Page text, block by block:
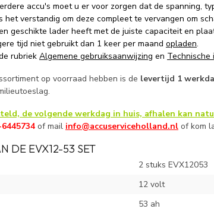
accu's moet u er voor zorgen dat de spanning,
het verstandig om deze compleet te vervangen om
geschikte lader heeft met de juiste capaciteit en
tijd niet gebruikt dan 1 keer per maand opladen.
rubriek Algemene gebruiksaanwijzing en Technische
op voorraad hebben is de levertijd 1
de volgende werkdag in huis, afhalen kan
of mail info@accuserviceholland.nl of kom
DE EVX12-53 SET
2 stuks EVX12053
12 volt
53 ah